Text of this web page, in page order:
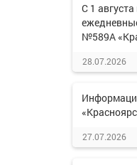
С 1
№589А
28.07.2026
27.07.2026